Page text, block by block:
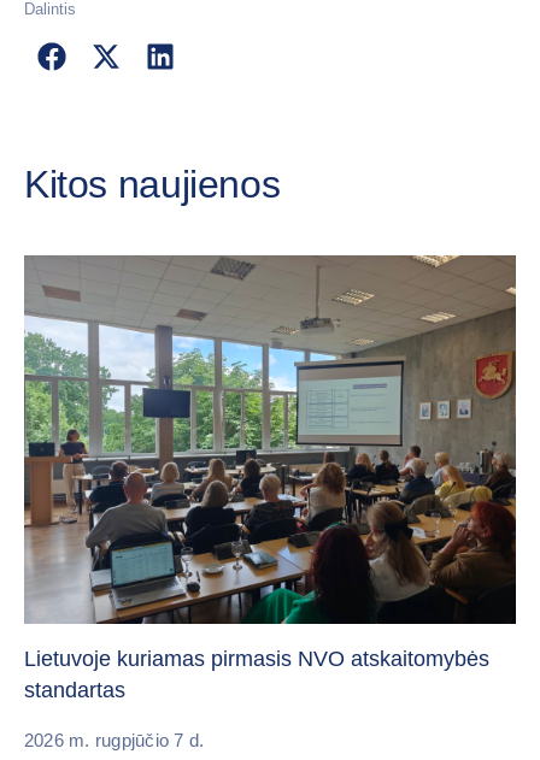
Dalintis
Kitos naujienos
Lietuvoje kuriamas pirmasis NVO atskaitomybės
standartas
2026 m. rugpjūčio 7 d.